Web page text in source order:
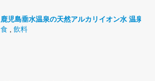
鹿児島垂水温泉の天然アルカリイオン水 温泉水
食
飲料